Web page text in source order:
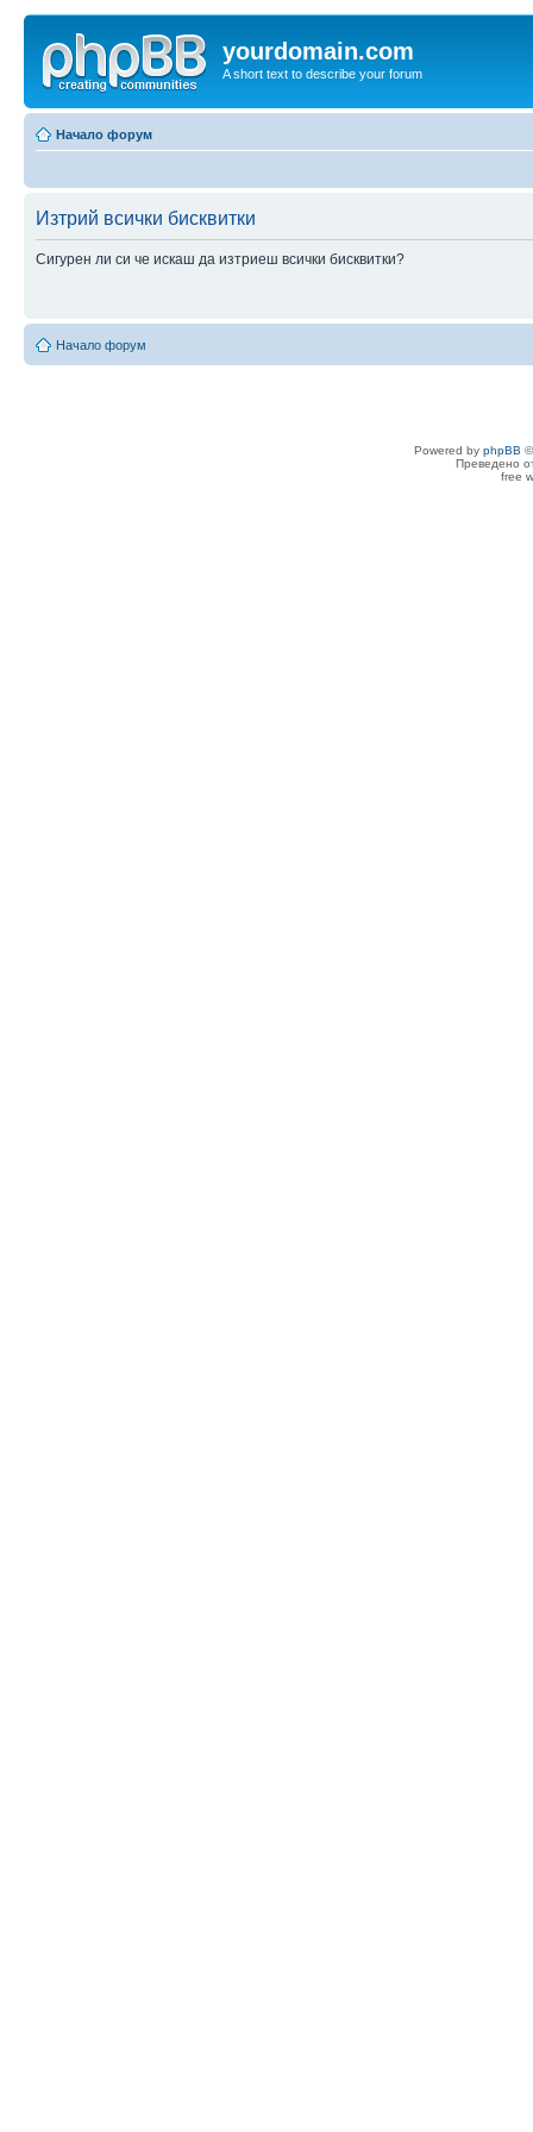
yourdomain.com
A short text to describe your forum
Начало форум
Изтрий всички бисквитки
Сигурен ли си че искаш да изтриеш всички бисквитки?
Начало форум
Powered by phpBB
Преведено
free